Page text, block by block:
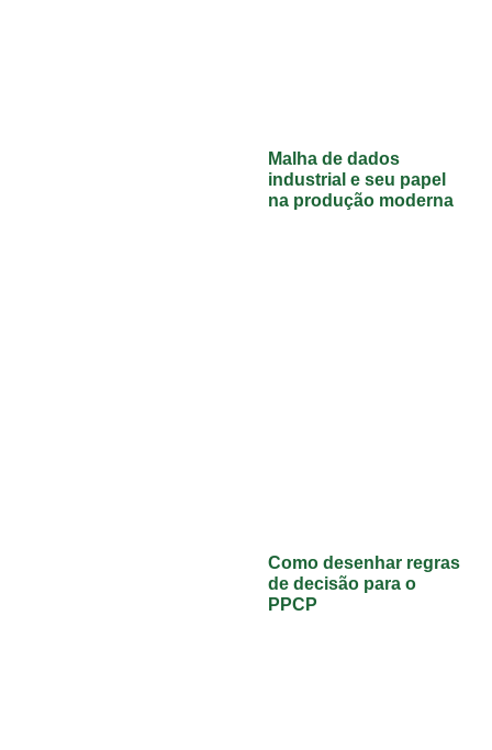
Malha de dados
industrial e seu papel
na produção moderna
Como desenhar regras
de decisão para o
PPCP